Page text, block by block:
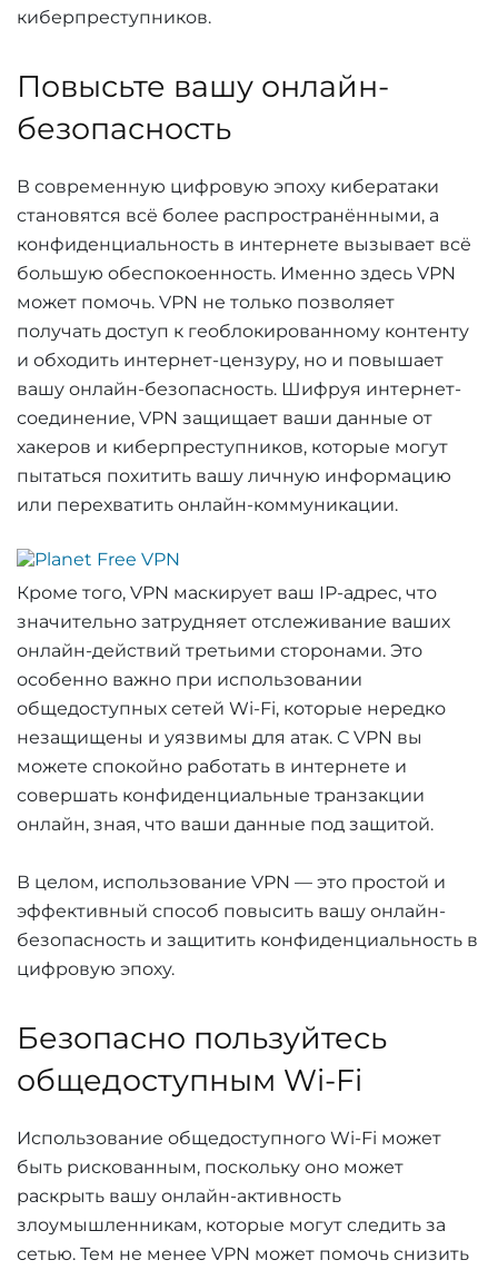
киберпреступников.
Повысьте вашу онлайн-
безопасность
В современную цифровую эпоху кибератаки
становятся всё более распространёнными, а
конфиденциальность в интернете вызывает всё
большую обеспокоенность. Именно здесь VPN
может помочь. VPN не только позволяет
получать доступ к геоблокированному контенту
и обходить интернет-цензуру, но и повышает
вашу онлайн-безопасность. Шифруя интернет-
соединение, VPN защищает ваши данные от
хакеров и киберпреступников, которые могут
пытаться похитить вашу личную информацию
или перехватить онлайн-коммуникации.
Кроме того, VPN маскирует ваш IP-адрес, что
значительно затрудняет отслеживание ваших
онлайн-действий третьими сторонами. Это
особенно важно при использовании
общедоступных сетей Wi-Fi, которые нередко
незащищены и уязвимы для атак. С VPN вы
можете спокойно работать в интернете и
совершать конфиденциальные транзакции
онлайн, зная, что ваши данные под защитой.
В целом, использование VPN — это простой и
эффективный способ повысить вашу онлайн-
безопасность и защитить конфиденциальность в
цифровую эпоху.
Безопасно пользуйтесь
общедоступным Wi-Fi
Использование общедоступного Wi-Fi может
быть рискованным, поскольку оно может
раскрыть вашу онлайн-активность
злоумышленникам, которые могут следить за
сетью. Тем не менее VPN может помочь снизить